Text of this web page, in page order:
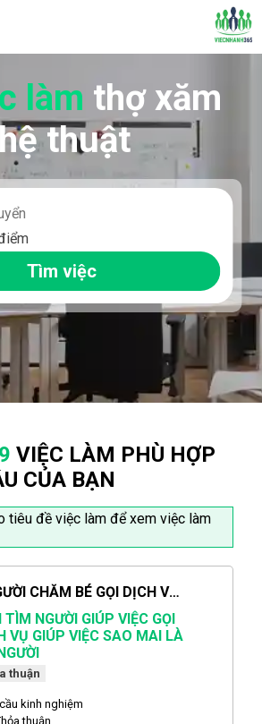
làm thợ xăm
thuật
Tìm việc
9 VIỆC LÀM PHÙ HỢP
CỦA BẠN
tiêu đề việc làm để xem việc làm
CẦN TÌM NGƯỜI CHĂM BÉ GỌI DỊCH VỤ SAO MAI CHỊ THẢO LÀ CÓ NGƯỜI SAU 1 PHÚT
TÌM NGƯỜI GIÚP VIỆC GỌI
VỤ GIÚP VIỆC SAO MAI LÀ
thuận
kinh nghiệm
thuận